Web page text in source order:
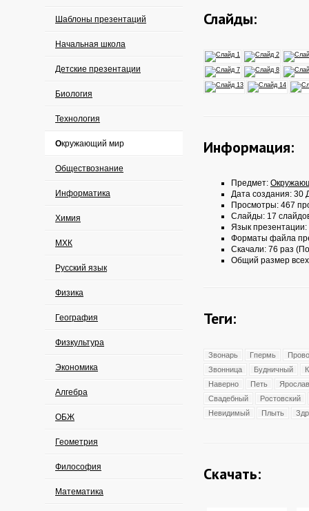
Шаблоны презентаций
Начальная школа
Детские презентации
Биология
Технология
Окружающий мир
Обществознание
Информатика
Химия
МХК
Русский язык
Физика
География
Физкультура
Экономика
Алгебра
ОБЖ
Геометрия
Философия
Математика
Слайды:
Информация:
Предмет:
Дата создания: 30
Просмотры: 467
Слайды: 17
Язык презентации:
Форматы файла
Скачали: 76 раз
Общий размер
Теги:
Звонарь Гпермь
Звонница
Будничный
Наверно
Петь
Ярослав
Свадебный
Ростовский
Невидимый
Плыть
Скачать: